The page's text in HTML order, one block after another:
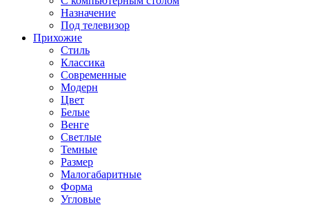
Назначение
Под телевизор
Прихожие
Стиль
Классика
Современные
Модерн
Цвет
Белые
Венге
Светлые
Темные
Размер
Малогабаритные
Форма
Угловые